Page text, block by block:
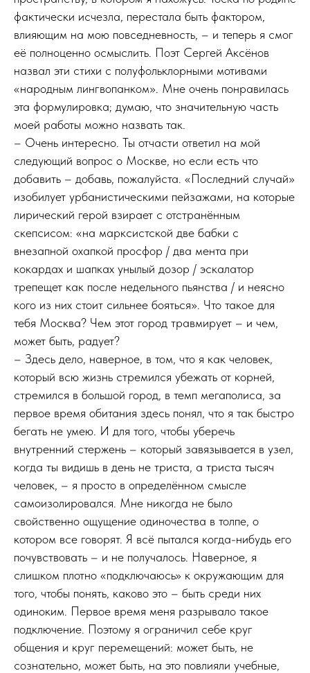
фактически исчезла, перестала быть фактором,
влияющим на мою повседневность, – и теперь я смог
её полноценно осмыслить. Поэт Сергей Аксёнов
назвал эти стихи с полуфольклорными мотивами
«народным лингвопанком». Мне очень понравилась
эта формулировка; думаю, что значительную часть
моей работы можно назвать так.
– Очень интересно. Ты отчасти ответил на мой
следующий вопрос о Москве, но если есть что
добавить – добавь, пожалуйста. «Последний случай»
изобилует урбанистическими пейзажами, на которые
лирический герой взирает с отстранённым
скепсисом: «на марксистской две бабки с
внезапной охапкой просфор / два мента при
кокардах и шапках унылый дозор / эскалатор
трепещет как после недельного пьянства / и неясно
кого из них стоит сильнее бояться». Что такое для
тебя Москва? Чем этот город травмирует – и чем,
может быть, радует?
– Здесь дело, наверное, в том, что я как человек,
который всю жизнь стремился убежать от корней,
стремился в большой город, в темп мегаполиса, за
первое время обитания здесь понял, что я так быстро
бегать не умею. И для того, чтобы уберечь
внутренний стержень – который завязывается в узел,
когда ты видишь в день не триста, а триста тысяч
человек, – я просто в определённом смысле
самоизолировался. Мне никогда не было
свойственно ощущение одиночества в толпе, о
котором все говорят. Я всё пытался когда-нибудь его
почувствовать – и не получалось. Наверное, я
слишком плотно «подключаюсь» к окружающим для
того, чтобы понять, каково это – быть среди них
одиноким. Первое время меня разрывало такое
подключение. Поэтому я ограничил себе круг
общения и круг перемещений: может быть, не
сознательно, может быть, на это повлияли учебные,